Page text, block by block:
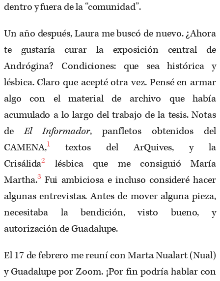
dentro y fuera de la “comunidad”.
Un año después, Laura me buscó de nuevo. ¿Ahora
te gustaría curar la exposición central de
Andrógina? Condiciones: que sea histórica y
lésbica. Claro que acepté otra vez. Pensé en armar
algo con el material de archivo que había
acumulado a lo largo del trabajo de la tesis. Notas
deEl Informador, panfletos obtenidos del
CAMENA,1
textos del ArQuives, y la
Crisálida2
lésbica que me consiguió María
Martha.3 Fui ambiciosa e incluso consideré hacer
algunas entrevistas. Antes de mover alguna pieza,
necesitaba la bendición, visto bueno, y
autorización de Guadalupe.
El 17 de febrero me reuní con Marta Nualart (Nual)
y Guadalupe por Zoom. ¡Por fin podría hablar con